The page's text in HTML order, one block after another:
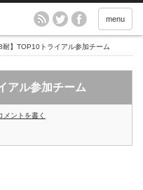
menu
耐】TOP10トライアル参加チーム
アル参加チーム
メントを書く